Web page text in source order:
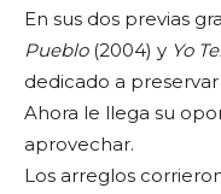
En sus dos previas
Pueblo(2004) y Yo
dedicado a
Ahora le llega su
aprovechar.
Los arreglos